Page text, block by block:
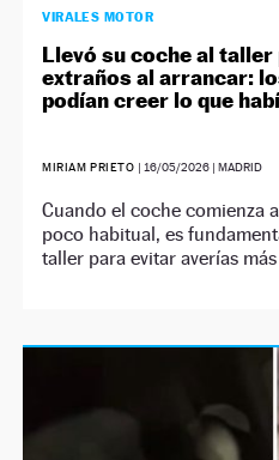
VIRALES MOTOR
Llevó su coche al
extraños al arrancar:
podían creer lo que
MIRIAM PRIETO | 16/05/2026| MADRID
Cuando el coche comienza
poco habitual, es
taller para evitar averías